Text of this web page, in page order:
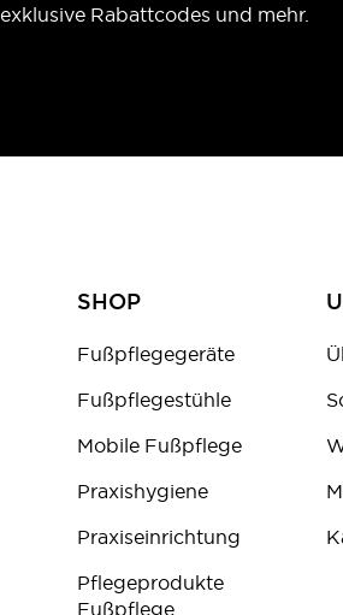
exklusive Rabattcodes und mehr.
SHOP
Fußpflegegeräte
Fußpflegestühle
Mobile Fußpflege
Praxishygiene
Praxiseinrichtung
Pflegeprodukte
Fußpflege